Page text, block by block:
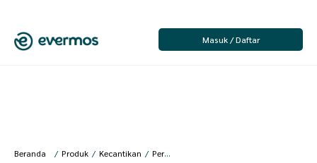
Masuk / Daftar
Beranda / Produk / Kecantikan / Perawatan Wajah